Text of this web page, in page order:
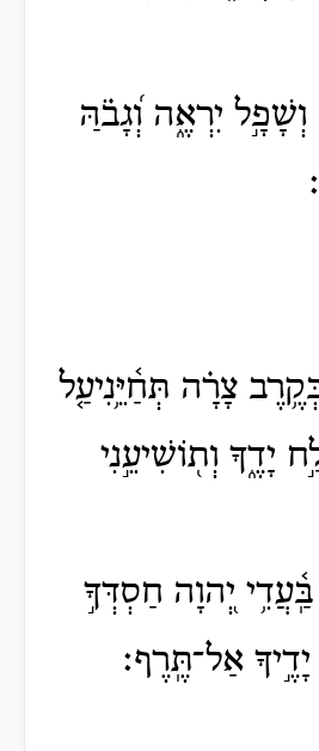
וְשָׁפָ֣ל יִרְאֶ֑ה וְ֝גָבֹ֗הַּ
צָרָ֗ה תְּחַ֫יֵּ֥נִיעַ֤ל
יָדֶ֑ךָ וְת֖וֹשִׁיעֵ֣נִי
יְ֭הוָה חַסְדְּךָ֣
אַל־תֶּֽרֶף׃